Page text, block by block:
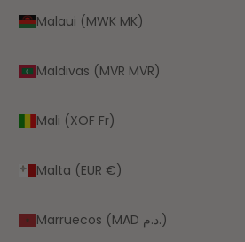
Malaui (MWK MK)
Maldivas (MVR MVR)
Mali (XOF Fr)
Malta (EUR €)
Marruecos (MAD د.م.)